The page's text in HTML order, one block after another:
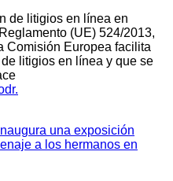
de litigios en línea en
(UE) 524/2013,
Comisión Europea facilita
litigios en línea y que se